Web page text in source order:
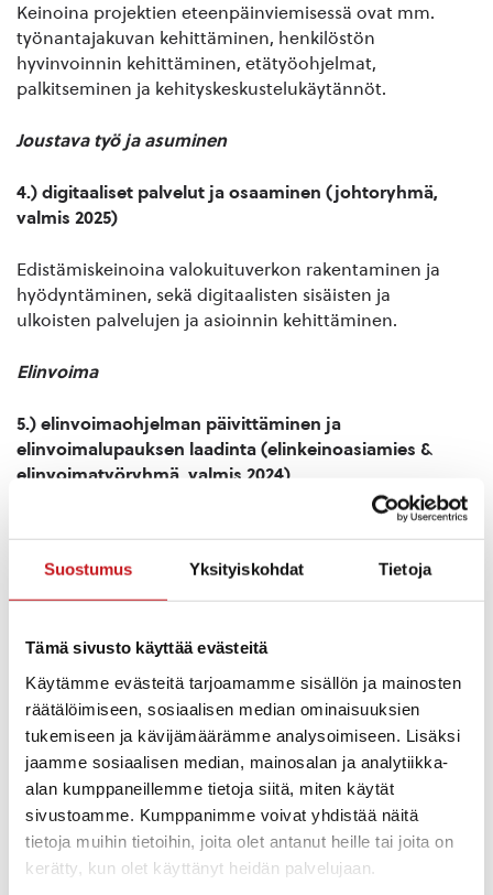
Suostumus Yksityiskohdat Tietoja
Tämä sivusto käyttää evästeitä
Käytämme evästeitä tarjoamamme sisällön ja mainosten
räätälöimiseen, sosiaalisen median ominaisuuksien
tukemiseen ja kävijämäärämme analysoimiseen. Lisäksi
jaamme sosiaalisen median, mainosalan ja analytiikka-
alan kumppaneillemme tietoja siitä, miten käytät
sivustoamme. Kumppanimme voivat yhdistää näitä
tietoja muihin tietoihin, joita olet antanut heille tai joita on
kerätty, kun olet käyttänyt heidän palvelujaan.
Keinoina projektien eteenpäinviemisessä ovat mm.
työnantajakuvan kehittäminen, henkilöstön
hyvinvoinnin kehittäminen, etätyöohjelmat,
palkitseminen ja kehityskeskustelukäytännöt.
Joustava työ ja asuminen
4.) digitaaliset palvelut ja osaaminen (johtoryhmä,
valmis 2025)
Edistämiskeinoina valokuituverkon rakentaminen ja
hyödyntäminen, sekä digitaalisten sisäisten ja
ulkoisten palvelujen ja asioinnin kehittäminen. ​
Elinvoima
5.) elinvoimaohjelman päivittäminen ja
elinvoimalupauksen laadinta (elinkeinoasiamies &
elinvoimatyöryhmä, valmis 2024)
7.) Työllisyys- ja TE-palvelu-uudistuksen valmistelu
Elinvoimaan lisättiin myös asunto- ja tonttitarjonta,
asuin- ja elinympäristön turvallisuus ja viihtyisyys, sekä
paikallisten elinkeinojen kehittymisen tukeminen ja
työpaikkatarjonnan monipuolistaminen. Pyritään
varmistamaan myös työvoiman saatavuutta
yhteistyössä elinkeino- ja koulutustoimijoiden kanssa.
Keinoina kehittämiseen ovat mm. varhaiskasvatuksen ja
perusopetuksen kestävä kehittäminen, digitalisaatio,
TE-alueen valmistelu, työvoiman ja osaavan työvoiman